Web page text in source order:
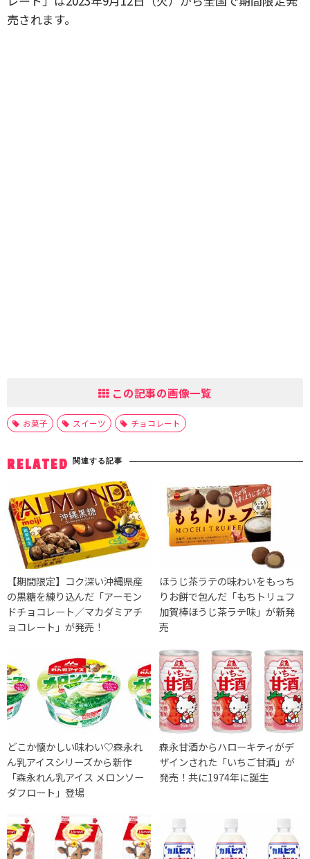
売されます。
この記事の画像一覧
お菓子 スイーツ チョコレート
RELATED 関連する記事
【期間限定】コク深い沖縄県産
の黒糖を練り込んだ「アーモン
ドチョコレート／マカダミアチ
ョコレート」が発売！
ほうじ茶ラテの味わいをもっち
りお餅で包んだ「もちトリュフ
加賀棒ほうじ茶ラテ味」が新発
売
どこか懐かしい味わい♡森永れ
ん乳アイスシリーズから新作
「森永れん乳アイス メロンソー
ダフロート」登場
森永甘酒からハローキティがデ
ザインされた「いちご甘酒」が
発売！共に1974年に誕生